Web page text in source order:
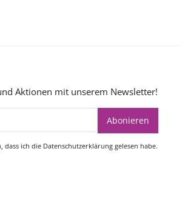
Aktionen mit unserem Newsletter!
Abonieren
dass ich die Datenschutzerklärunggelesen habe.